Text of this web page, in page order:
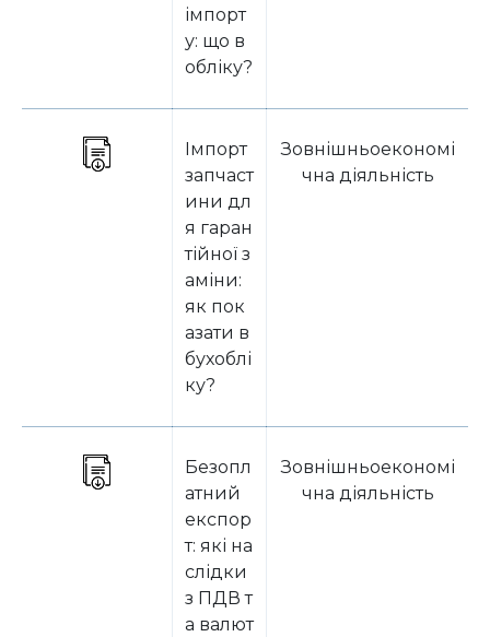
імпорт
у: що в
обліку?
Імпорт
запчаст
ини дл
я гаран
тійної з
аміни:
як пок
азати в
бухоблі
ку?
Зовнішньоекономі
чна діяльність
Безопл
атний
експор
т: які на
слідки
з ПДВ т
а валют
Зовнішньоекономі
чна діяльність